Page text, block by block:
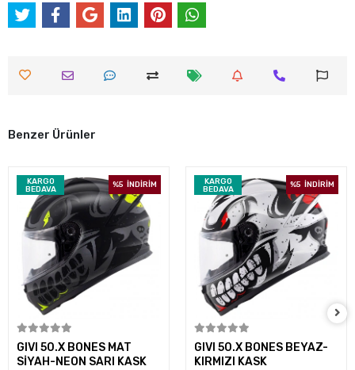
Benzer Ürünler
KARGO
BEDAVA
%5 İNDİRİM
Sepete Ekle
GIVI 50.X BONES MAT
SİYAH-NEON SARI KASK
KARGO
BEDAVA
%5 İNDİRİM
Sepete Ekle
GIVI 50.X BONES BEYAZ-
KIRMIZI KASK